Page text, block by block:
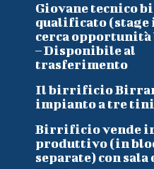
Giovane tecnico
qualificato
cerca
– Disponibile al
trasferimento
Il birrificio
impianto a tre tini
Birrificio vende
produttivo (in
separate) con